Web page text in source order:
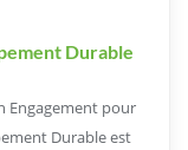
Durable
Engagement pour
Durable est